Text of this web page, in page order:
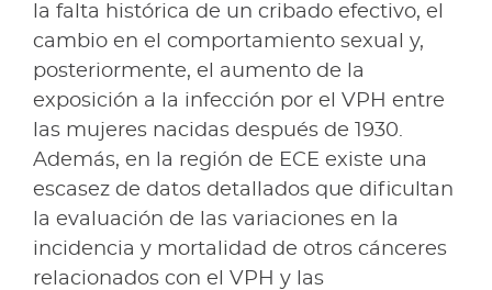
la falta histórica de un cribado efectivo, el
cambio en el comportamiento sexual y,
posteriormente, el aumento de la
exposición a la infección por el VPH entre
las mujeres nacidas después de 1930.
Además, en la región de ECE existe una
escasez de datos detallados que dificultan
la evaluación de las variaciones en la
incidencia y mortalidad de otros cánceres
relacionados con el VPH y las